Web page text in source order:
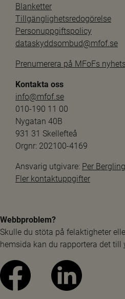
Blanketter
Tillgänglighetsredogörelse
Personuppgiftspolicy
dataskyddsombud@mfof.se
Prenumerera på MFoFs
Kontakta oss
info@mfof.se
010-190 11 00
Nygatan 40B
931 31 Skellefteå
Orgnr: 202100-4169
Ansvarig utgivare: Per Bergling
Fler kontaktuppgifter
Webbproblem?
Skulle du stöta på felaktigheter
hemsida kan du rapportera det till